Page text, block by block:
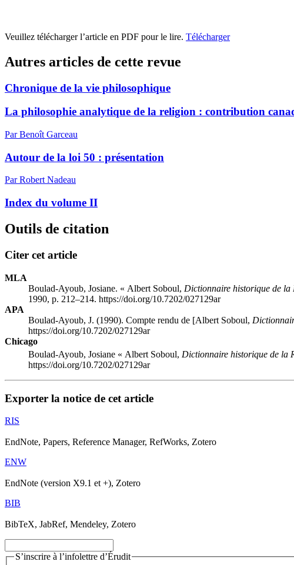
Veuillez télécharger l’article en PDF pour le lire. Télécharger
Autres articles de cette revue
Chronique de la vie philosophique
La philosophie analytique de la religion : contribution
Par Benoît Garceau
Autour de la loi 50 : présentation
Par Robert Nadeau
Index du volume II
Outils de citation
Citer cet article
MLA
Boulad-Ayoub, Josiane. « Albert Soboul, Dictionnaire historique de la
1990, p. 212–214. https://doi.org/10.7202/027129ar
APA
Boulad-Ayoub, J. (1990). Compte rendu de [Albert Soboul,
https://doi.org/10.7202/027129ar
Chicago
Boulad-Ayoub, Josiane « Albert Soboul, Dictionnaire historique de la
https://doi.org/10.7202/027129ar
Exporter la notice de cet article
RIS
EndNote, Papers, Reference Manager, RefWorks, Zotero
ENW
EndNote (version X9.1 et +), Zotero
BIB
BibTeX, JabRef, Mendeley, Zotero
S’inscrire à l’infolettre d’Érudit